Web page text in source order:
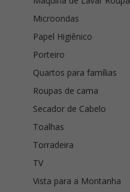
Microondas
Papel Higiênico
Porteiro
Quartos para famílias
Roupas de cama
Secador de Cabelo
Toalhas
Torradeira
TV
Vista para a Montanha